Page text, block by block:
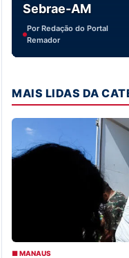
Sebrae-AM
Por Redação do Portal
Remador
MAIS LIDAS DA
■ MANAUS